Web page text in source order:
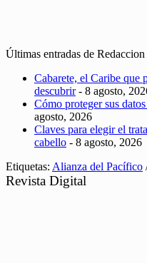
Últimas entradas de Redaccion
Cabarete, el Caribe que
descubrir- 8 agosto,
Cómo proteger sus
agosto, 2026
Claves para elegir el
cabello - 8 agosto, 2026
Etiquetas: Alianza del Pacífico
Revista Digital